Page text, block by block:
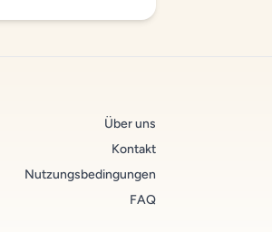
Über uns
Kontakt
Nutzungsbedingungen
FAQ